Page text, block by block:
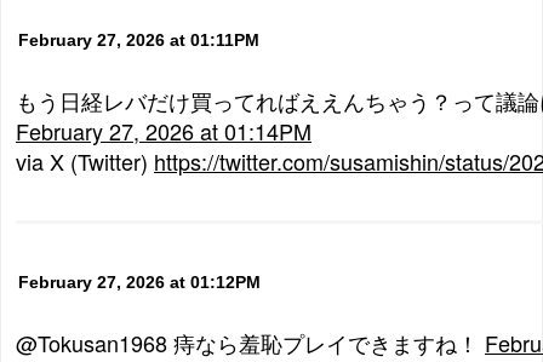
February 27, 2026 at 01:11PM
もう日経レバだけ買ってればええんちゃう？って議
February 27, 2026 at 01:14PM
via X (Twitter) https://twitter.com/susamishin/status/
February 27, 2026 at 01:12PM
@Tokusan1968 痔なら羞恥プレイできますね！